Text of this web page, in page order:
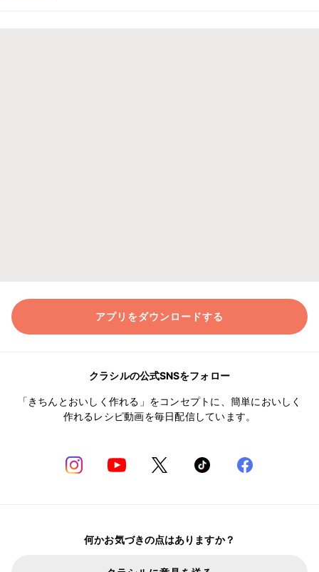
アプリをダウンロードする
クラシルの公式SNSをフォロー
「きちんとおいしく作れる」をコンセプトに、簡単においしく
作れるレシピ動画を毎日配信しています。
何かお気づきの点はありますか？